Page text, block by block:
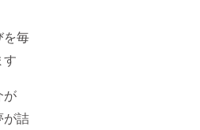
を毎
す
が
が詰